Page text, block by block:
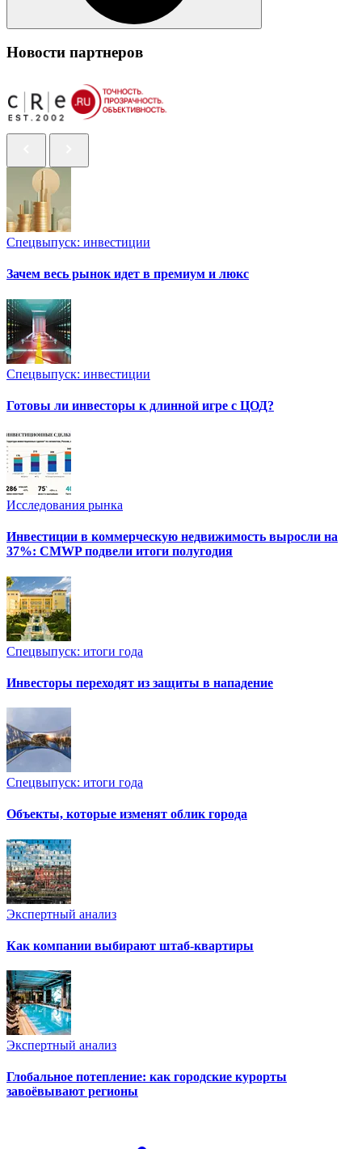
Новости партнеров
Спецвыпуск: инвестиции
Зачем весь рынок идет в премиум и люкс
Спецвыпуск: инвестиции
Готовы ли инвесторы к длинной игре с ЦОД?
Исследования рынка
Инвестиции в коммерческую недвижимость выросли на
37%: CMWP подвели итоги полугодия
Спецвыпуск: итоги года
Инвесторы переходят из защиты в нападение
Спецвыпуск: итоги года
Объекты, которые изменят облик города
Экспертный анализ
Как компании выбирают штаб-квартиры
Экспертный анализ
Глобальное потепление: как городские курорты
завоёвывают регионы